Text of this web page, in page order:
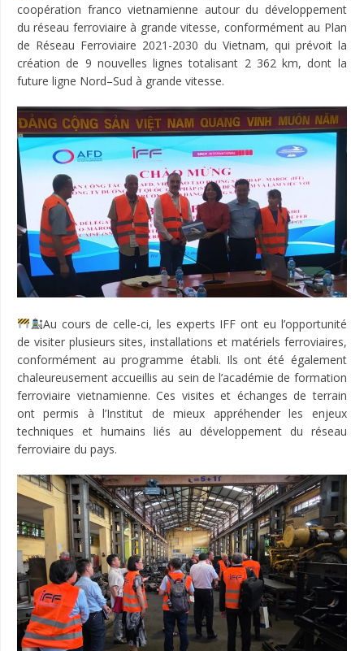
coopération franco vietnamienne autour du développement
du réseau ferroviaire à grande vitesse, conformément au Plan
de Réseau Ferroviaire 2021-2030 du Vietnam, qui prévoit la
création de 9 nouvelles lignes totalisant 2 362 km, dont la
future ligne Nord–Sud à grande vitesse.
Au cours de celle-ci, les experts IFF ont eu l’opportunité
de visiter plusieurs sites, installations et matériels ferroviaires,
conformément au programme établi. Ils ont été également
chaleureusement accueillis au sein de l’académie de formation
ferroviaire vietnamienne. Ces visites et échanges de terrain
ont permis à l’Institut de mieux appréhender les enjeux
techniques et humains liés au développement du réseau
ferroviaire du pays.